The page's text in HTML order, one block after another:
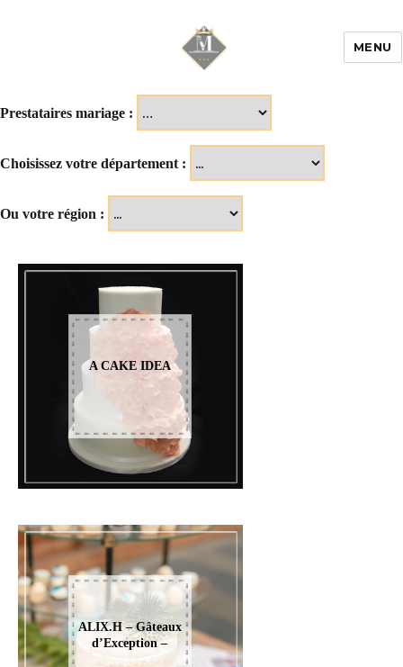
MENU
Prestataires mariage :
Choisissez votre département :
Ou votre région :
A CAKE IDEA
ALIX.H – Gâteaux
d’Exception –